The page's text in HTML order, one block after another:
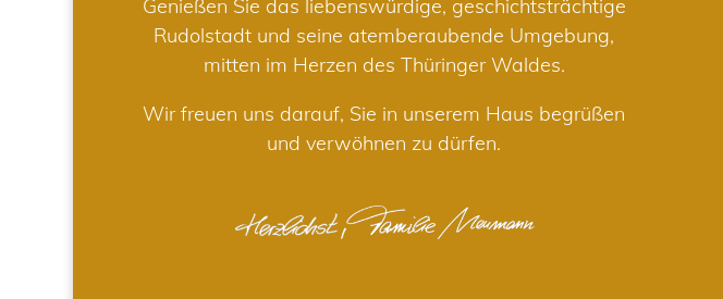
Genießen Sie das liebenswürdige, geschichtsträchtige
Rudolstadt und seine atemberaubende Umgebung,
mitten im Herzen des Thüringer Waldes.
Wir freuen uns darauf, Sie in unserem Haus begrüßen
und verwöhnen zu dürfen.